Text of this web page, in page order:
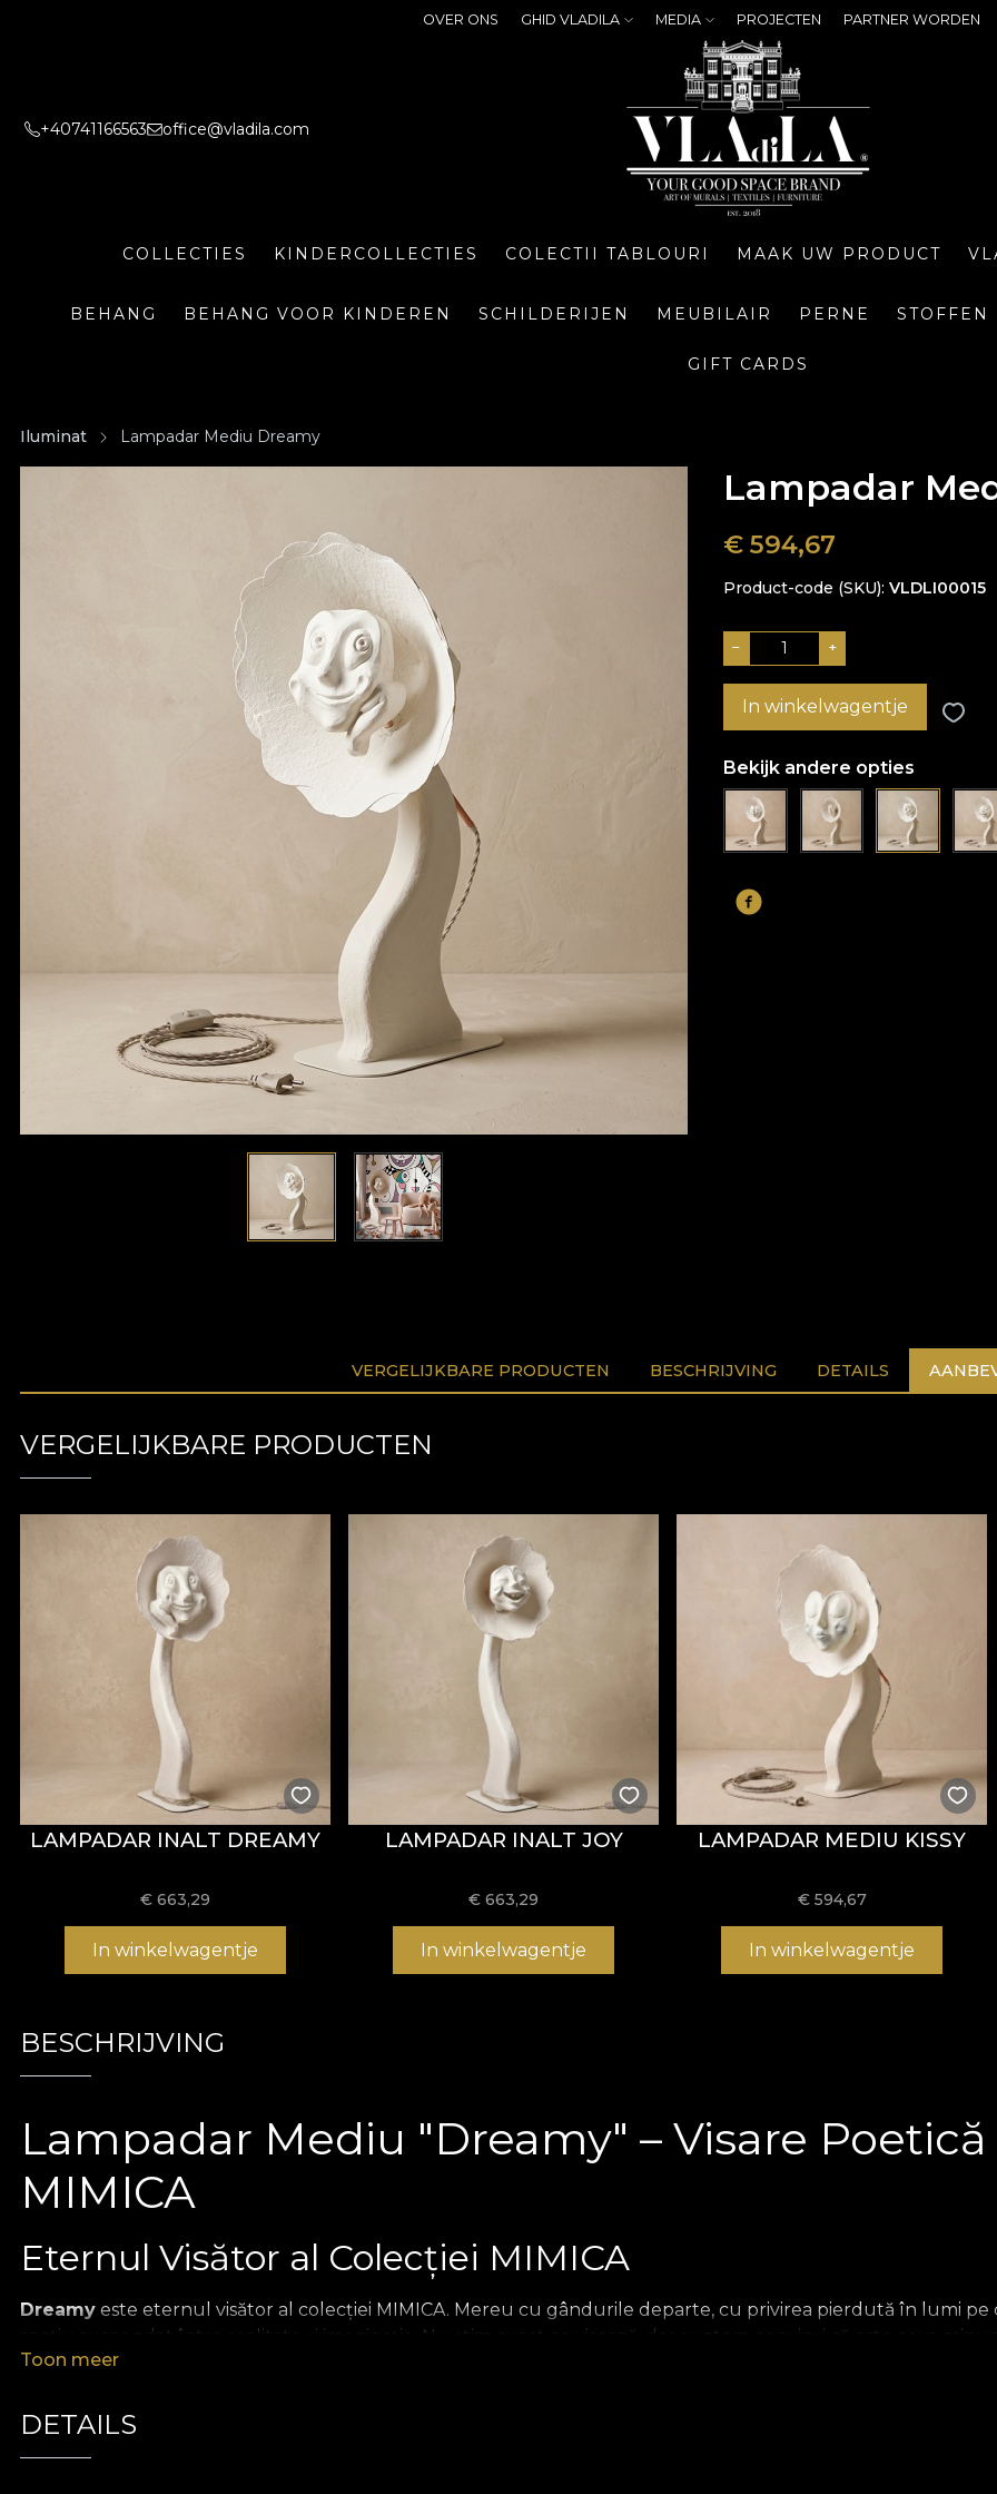
OVER ONS GHID VLADILA MEDIA PROJECTEN PARTNER WORDEN
+40741166563 office@vladila.com
COLLECTIES KINDERCOLLECTIES COLECTII TABLOURI MAAK UW PRODUCT
BEHANG BEHANG VOOR KINDEREN SCHILDERIJEN MEUBILAIR PERNE STOFFEN
GIFT CARDS
Iluminat Lampadar Mediu Dreamy
Lampadar
€ 594,67
Product-code (SKU) VLDLI00015
− +
In winkelwagentje
Bekijk andere opties
VERGELIJKBARE PRODUCTEN BESCHRIJVING DETAILS
VERGELIJKBARE PRODUCTEN
LAMPADAR INALT DREAMY
€663,29
In winkelwagentje
LAMPADAR INALT JOY
€663,29
In winkelwagentje
LAMPADAR MEDIU KISSY
€ 594,67
In winkelwagentje
BESCHRIJVING
Lampadar Mediu "Dreamy" – Visare
MIMICA
Eternul Visător al Colecției MIMICA
Dreamy este eternul visător al colecției MIMICA. Mereu cu gândurile departe, cu privirea pierdută în lumi
spațiu suspendat între realitate și imaginație. Nu știm exact ce visează, dar suntem convinși că este ceva
care aduce în interior o stare de calm, contemplare și libertate creativă.
Toon meer
DETAILS